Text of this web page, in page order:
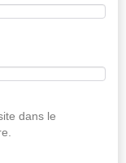
dans le